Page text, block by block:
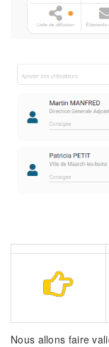
Nous allons faire